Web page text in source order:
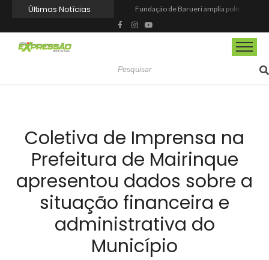
Últimas Notícias
Itapevi melhora nota no IDEB 2025 e registra maior evolução educacional da região
Prefeitura de Mairinque promove palestra em alusão ao Agosto Lilás no CRAS Vila Barreto
Banco do Povo Paulista oferece crédito para impulsionar empreendedores de Mairinque
Coletiva de Imprensa na
Prefeitura de Mairinque
apresentou dados sobre a
situação financeira e
administrativa do
Município